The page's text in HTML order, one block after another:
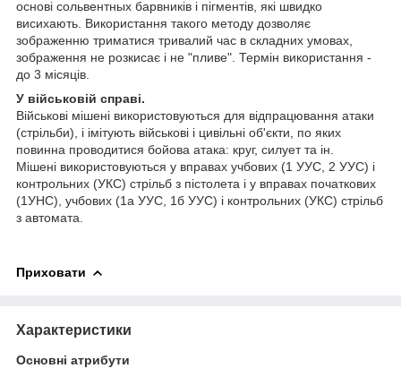
основі сольвентных барвників і пігментів, які швидко
висихають. Використання такого методу дозволяє
зображенню триматися тривалий час в складних умовах,
зображення не розкисає і не "пливе". Термін використання -
до 3 місяців.
У військовій справі.
Військові мішені використовуються для відпрацювання атаки
(стрільби), і імітують військові і цивільні об'єкти, по яких
повинна проводитися бойова атака: круг, силует та ін.
Мішені використовуються у вправах учбових (1 УУС, 2 УУС) і
контрольних (УКС) стрільб з пістолета і у вправах початкових
(1УНС), учбових (1а УУС, 1б УУС) і контрольних (УКС) стрільб
з автомата.
Приховати
Характеристики
Основні атрибути